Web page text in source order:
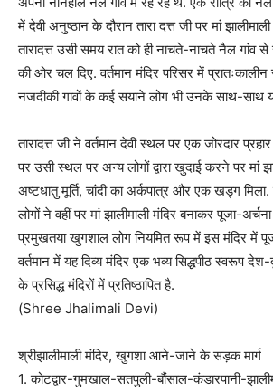
में देवी अनुष्ठान के दौरान तारा दत्त जी पर मां
तारादत्त उसी समय रात को ही नाचते-नाचते नैल गांव
की ओर चल दिए. वर्तमान मंदिर परिसर में
नजदीकी गांवों के कई सयाने लोग भी उनके साथ-साथ
तारादत्त जी ने वर्तमान देवी स्थल पर एक जोरदार
पर उसी स्थल पर अन्य लोगों द्वारा खुदाई करने पर मां
अष्टधातु मूर्ति, चांदी का अर्कपात्र और एक खड्ग
लोगों ने वहीं पर मां झालीमाली मंदिर बनाकर पूजा-
प्रमुखतया खुगशाल लोग नियमित रूप में इस मंदिर में
वर्तमान में यह दिव्य मंदिर एक भव्य सिद्धपीठ स्वरूप देश-
के प्रसिद्ध मंदिरों में प्रतिष्ठापित है.
(Shree Jhalimali Devi)
श्रीझालीमाली मंदिर, खुगशा आने-जाने के सड़क मार्ग
1. कोटद्वार-गुमखाल-सतपुली-बौंसाल-कंडारपानी-